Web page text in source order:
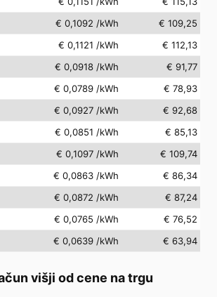
€ 0,1092 /kWh
€ 109,25
€ 0,1121 /kWh
€ 112,13
€ 0,0918 /kWh
€ 91,77
€ 0,0789 /kWh
€ 78,93
€ 0,0927 /kWh
€ 92,68
€ 0,0851 /kWh
€ 85,13
€ 0,1097 /kWh
€ 109,74
€ 0,0863 /kWh
€ 86,34
€ 0,0872 /kWh
€ 87,24
€ 0,0765 /kWh
€ 76,52
€ 0,0639 /kWh € 63,94
višji od cene na trgu